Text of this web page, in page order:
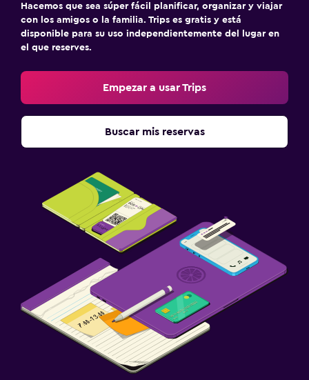
Hacemos que sea súper fácil planificar, organizar y viajar
con los amigos o la familia. Trips es gratis y está
disponible para su uso independientemente del lugar en
el que reserves.
Empezar a usar Trips
Buscar mis reservas